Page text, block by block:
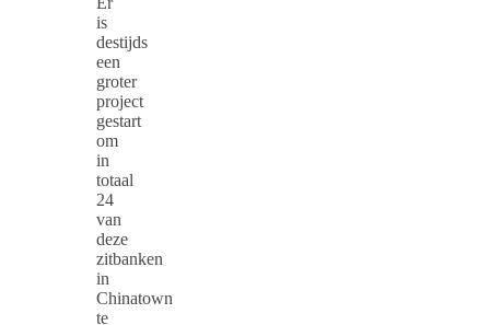
is
destijds
een
groter
project
gestart
om
in
totaal
24
van
deze
zitbanken
in
Chinatown
te